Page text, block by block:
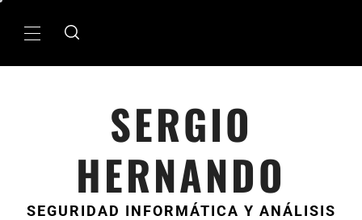
MenÃº
SERGIO
HERNANDO
SEGURIDAD INFORMÁTICA Y ANÁLISIS